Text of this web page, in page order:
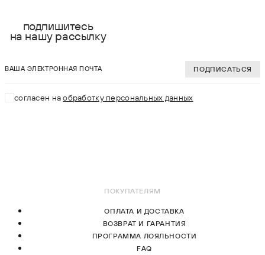
M
подпишитесь
на нашу рассылку
ПОДПИСАТЬСЯ
согласен наобработку персональных данных
ПОКУПАТЕЛЯМ
ОПЛАТА И ДОСТАВКА
ВОЗВРАТ И ГАРАНТИЯ
ПРОГРАММА ЛОЯЛЬНОСТИ
FAQ